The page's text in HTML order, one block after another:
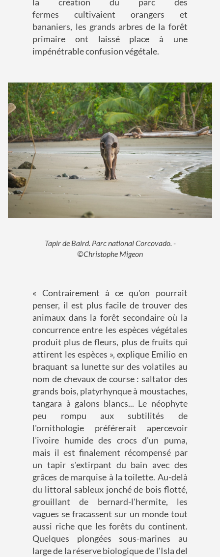
fermes cultivaient orangers et
bananiers, les grands arbres de la forêt
primaire ont laissé place à une
impénétrable confusion végétale.
Tapir de Baird. Parc national Corcovado. -
©Christophe Migeon
« Contrairement à ce qu'on pourrait
penser, il est plus facile de trouver des
animaux dans la forêt secondaire où la
concurrence entre les espèces végétales
produit plus de fleurs, plus de fruits qui
attirent les espèces », explique Emilio en
braquant sa lunette sur des volatiles au
nom de chevaux de course : saltator des
grands bois, platyrhynque à moustaches,
tangara à galons blancs... Le néophyte
peu rompu aux subtilités de
l'ornithologie préférerait apercevoir
l'ivoire humide des crocs d'un puma,
mais il est finalement récompensé par
un tapir s'extirpant du bain avec des
grâces de marquise à la toilette. Au-delà
du littoral sableux jonché de bois flotté,
grouillant de bernard-l'hermite, les
vagues se fracassent sur un monde tout
aussi riche que les forêts du continent.
Quelques plongées sous-marines au
large de la réserve biologique de l'Isla del